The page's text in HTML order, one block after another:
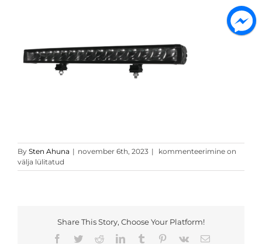
By Sten Ahuna | november 6th, 2023 | wlbc756_02
kommenteerimine on
välja lülitatud
Share This Story, Choose Your Platform!
Facebook
TwitterRedditLinkedInTumblr Pinterest
Vk Email